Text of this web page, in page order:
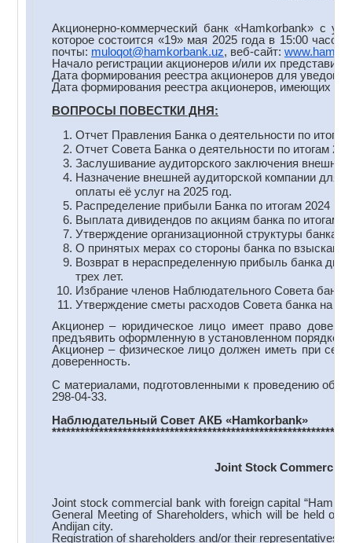
Акционерно-коммерческий банк «Hamkorbank» с
которое состоится «19» мая 2025 года в 15:00
почты: muloqot@hamkorbank.uz, веб-сайт:
Начало регистрации акционеров и/или их
Дата формирования реестра акционеров для
Дата формирования реестра акционеров, имеющих
ВОПРОСЫ ПОВЕСТКИ ДНЯ:
Отчет Правления Банка о деятельности по итогам
Отчет Совета Банка о деятельности по итогам
Заслушивание аудиторского заключения
Назначение внешней аудиторской компании для
оплаты её услуг на 2025 год.
Распределение прибыли Банка по итогам 2024
Выплата дивидендов по акциям банка по итогам
Утверждение организационной структуры банка.
О принятых мерах со стороны банка по
Возврат в нераспределенную прибыль банка
трех лет.
Избрание членов Наблюдательного Совета банка
Утверждение сметы расходов Совета банка на
Акционер – юридическое лицо имеет право
предъявить оформленную в установленном порядке
Акционер – физическое лицо должен иметь при
доверенность.
С материалами, подготовленными к проведению
298-04-33.
Наблюдательный Совет АКБ «Hamkorbank»
Joint Stock Commercial
Joint stock commercial bank with foreign capital
General Meeting of Shareholders, which will be held on
Andijan city.
Registration of shareholders and/or their representatives